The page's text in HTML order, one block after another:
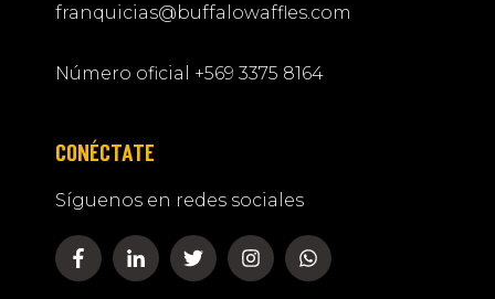
franquicias@buffalowaffles.com
Número oficial +569 3375 8164
CONÉCTATE
Síguenos en redes sociales